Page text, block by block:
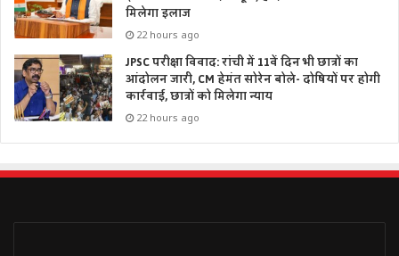
मिलेगा इलाज
22 hours ago
JPSC परीक्षा विवाद: रांची में 11वें दिन भी छात्रों का
आंदोलन जारी, CM हेमंत सोरेन बोले- दोषियों पर होगी
कार्रवाई, छात्रों को मिलेगा न्याय
22 hours ago